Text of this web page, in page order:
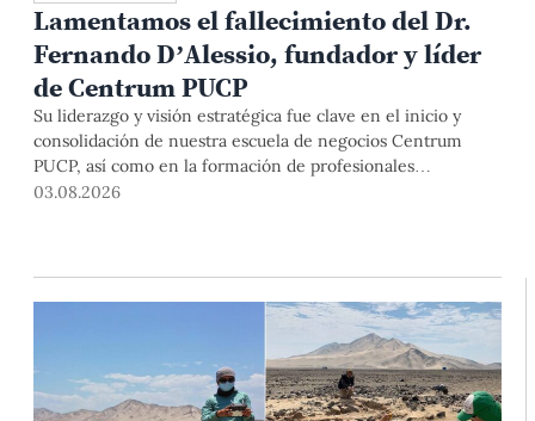
Lamentamos el fallecimiento del Dr.
Fernando D’Alessio, fundador y líder
de Centrum PUCP
Su liderazgo y visión estratégica fue clave en el inicio y
consolidación de nuestra escuela de negocios Centrum
PUCP, así como en la formación de profesionales
empresariales comprometidos con el país. Por todo ello,
03.08.2026